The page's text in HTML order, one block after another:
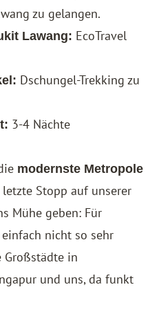
zu gelangen.
Lawang: EcoTravel
Dschungel-Trekking zu
3-4 Nächte
modernste Metropole
Stopp auf unserer
Mühe geben: Für
nicht so sehr
Großstädte in
und uns, da funkt